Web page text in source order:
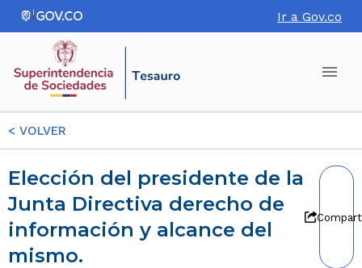
Ir a Gov.co
< VOLVER
Elección del presidente de la
Junta Directiva derecho de
información y alcance del
mismo.